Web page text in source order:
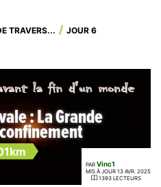
TRAVERS...
JOUR 6
: La Grande
PAR Vinc1
MIS À JOUR 13 AVR. 2025
1393 LECTEURS